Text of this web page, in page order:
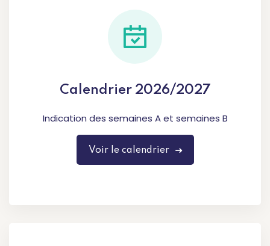
Calendrier 2026/2027
Indication des semaines A et semaines B
Voir le calendrier